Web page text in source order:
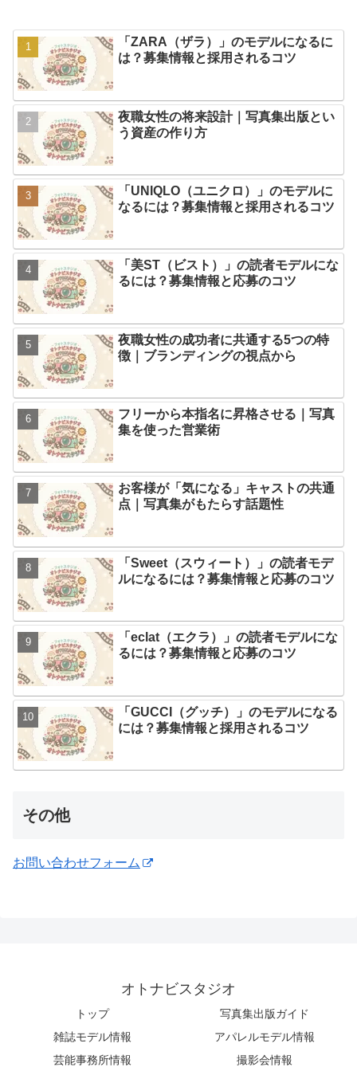
「ZARA（ザラ）」のモデルになるに
は？募集情報と採用されるコツ
夜職女性の将来設計｜写真集出版とい
う資産の作り方
「UNIQLO（ユニクロ）」のモデルに
なるには？募集情報と採用されるコツ
「美ST（ビスト）」の読者モデルにな
るには？募集情報と応募のコツ
夜職女性の成功者に共通する5つの特
徴｜ブランディングの視点から
フリーから本指名に昇格させる｜写真
集を使った営業術
お客様が「気になる」キャストの共通
点｜写真集がもたらす話題性
「Sweet（スウィート）」の読者モデ
ルになるには？募集情報と応募のコツ
「eclat（エクラ）」の読者モデルにな
るには？募集情報と応募のコツ
「GUCCI（グッチ）」のモデルになる
には？募集情報と採用されるコツ
その他
お問い合わせフォーム
オトナビスタジオ
トップ
写真集出版ガイド
雑誌モデル情報
アパレルモデル情報
芸能事務所情報
撮影会情報